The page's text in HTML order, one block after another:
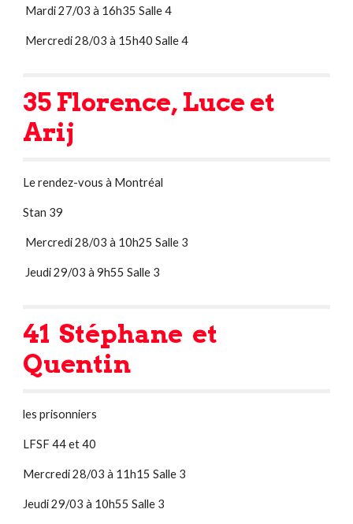
Mardi 27/03 à 16h35 Salle 4
Mercredi 28/03 à 15h40 Salle 4
35 Florence, Luce et
Arij
Le rendez-vous à Montréal
Stan 39
Mercredi 28/03 à 10h25 Salle 3
Jeudi 29/03 à 9h55 Salle 3
41  Stéphane  et
Quentin
les prisonniers
LFSF 44 et 40
Mercredi 28/03 à 11h15 Salle 3
Jeudi 29/03 à 10h55 Salle 3